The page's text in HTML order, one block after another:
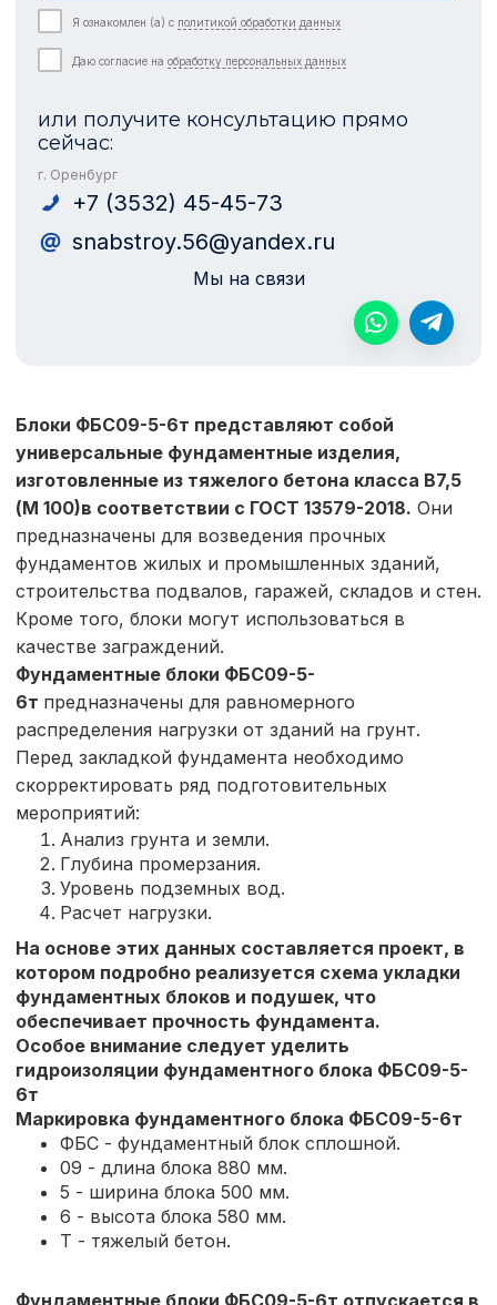
Я ознакомлен (а) с политикой обработки данных
Даю согласие на обработку персональных данных
или получите консультацию прямо
сейчас:
г. Оренбург
+7 (3532) 45-45-73
snabstroy.56@yandex.ru
Мы на связи
Блоки ФБС09-5-6т представляют собой
универсальные фундаментные изделия,
изготовленные из тяжелого бетона класса В7,5
(М 100)в соответствии с ГОСТ 13579-2018. Они
предназначены для возведения прочных
фундаментов жилых и промышленных зданий,
строительства подвалов, гаражей, складов и стен.
Кроме того, блоки могут использоваться в
качестве заграждений.
Фундаментные блоки ФБС09-5-
6т предназначены для равномерного
распределения нагрузки от зданий на грунт.
Перед закладкой фундамента необходимо
скорректировать ряд подготовительных
мероприятий:
Анализ грунта и земли.
Глубина промерзания.
Уровень подземных вод.
Расчет нагрузки.
На основе этих данных составляется проект, в
котором подробно реализуется схема укладки
фундаментных блоков и подушек, что
обеспечивает прочность фундамента.
Особое внимание следует уделить
гидроизоляции фундаментного блока ФБС09-5-
6т
Маркировка фундаментного блока ФБС09-5-6т
ФБС - фундаментный блок сплошной.
09 - длина блока 880 мм.
5 - ширина блока 500 мм.
6 - высота блока 580 мм.
Т - тяжелый бетон.
Фундаментные блоки ФБС09-5-6т отпускается в